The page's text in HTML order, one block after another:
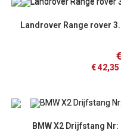
Landrover Range rover
€42,35
BMW X2 Drijfstang